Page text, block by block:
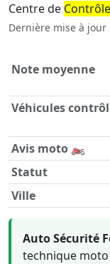
Centre de
Dernière mise à jour
Informations clés
Note moyenne
Véhicules
Avis moto 🏍️
Statut
Ville
Auto Sécurité
technique moto